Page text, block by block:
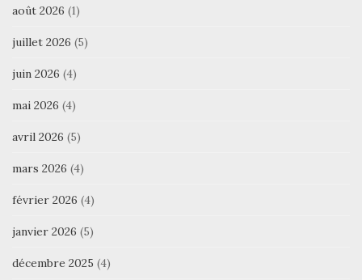
août 2026 (1)
juillet 2026 (5)
juin 2026 (4)
mai 2026 (4)
avril 2026 (5)
mars 2026 (4)
février 2026 (4)
janvier 2026 (5)
décembre 2025 (4)